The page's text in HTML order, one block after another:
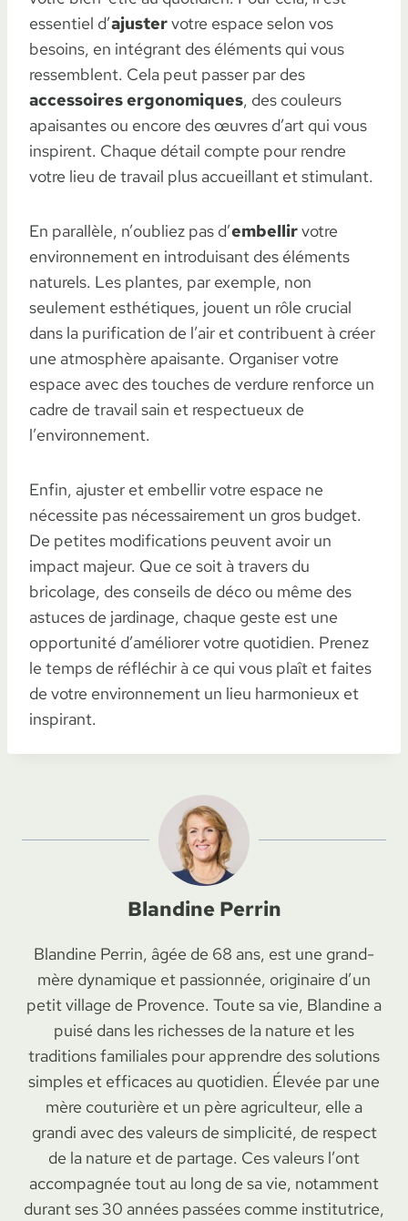
essentiel d’ajustervotre espace selon vos
besoins, en intégrant des éléments qui vous
ressemblent. Cela peut passer par des
accessoires ergonomiques, des couleurs
apaisantes ou encore des œuvres d’art qui vous
inspirent. Chaque détail compte pour rendre
votre lieu de travail plus accueillant et stimulant.
En parallèle, n’oubliez pas d’embellirvotre
environnement en introduisant des éléments
naturels. Les plantes, par exemple, non
seulement esthétiques, jouent un rôle crucial
dans la purification de l’air et contribuent à créer
une atmosphère apaisante. Organiser votre
espace avec des touches de verdure renforce un
cadre de travail sain et respectueux de
l’environnement.
Enfin, ajuster et embellir votre espace ne
nécessite pas nécessairement un gros budget.
De petites modifications peuvent avoir un
impact majeur. Que ce soit à travers du
bricolage, des conseils de déco ou même des
astuces de jardinage, chaque geste est une
opportunité d’améliorer votre quotidien. Prenez
le temps de réfléchir à ce qui vous plaît et faites
de votre environnement un lieu harmonieux et
inspirant.
Blandine Perrin
Blandine Perrin, âgée de 68 ans, est une grand-
mère dynamique et passionnée, originaire d’un
petit village de Provence. Toute sa vie, Blandine a
puisé dans les richesses de la nature et les
traditions familiales pour apprendre des solutions
simples et efficaces au quotidien. Élevée par une
mère couturière et un père agriculteur, elle a
grandi avec des valeurs de simplicité, de respect
de la nature et de partage. Ces valeurs l’ont
accompagnée tout au long de sa vie, notamment
durant ses 30 années passées comme institutrice,